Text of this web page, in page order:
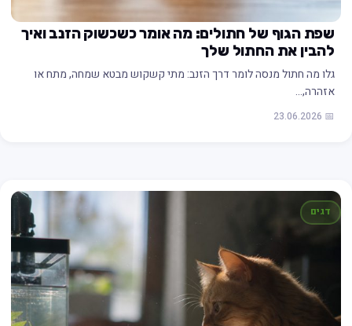
שפת הגוף של חתולים: מה אומר כשכשוק הזנב ואיך
להבין את החתול שלך
גלו מה חתול מנסה לומר דרך הזנב: מתי קשקוש מבטא שמחה, מתח או
אזהרה,…
📅 23.06.2026
דגים